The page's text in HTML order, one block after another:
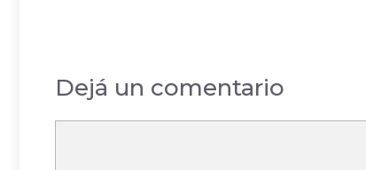
Dejá un comentario